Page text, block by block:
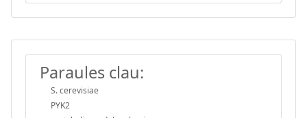
Paraules clau:
S. cerevisiae
PYK2